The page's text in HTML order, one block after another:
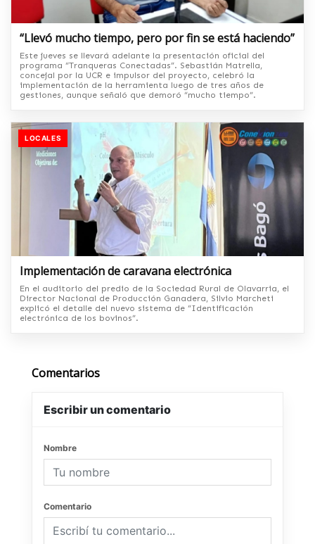
“Llevó mucho tiempo, pero por fin se está haciendo”
Este jueves se llevará adelante la presentación oficial del
programa “Tranqueras Conectadas”. Sebastián Matrella,
concejal por la UCR e impulsor del proyecto, celebró la
implementación de la herramienta luego de tres años de
gestiones, aunque señaló que demoró “mucho tiempo”.
LOCALES
Implementación de caravana electrónica
En el auditorio del predio de la Sociedad Rural de Olavarria, el
Director Nacional de Producción Ganadera, Silvio Marcheti
explicó el detalle del nuevo sistema de “Identificación
electrónica de los bovinos”.
Comentarios
Escribir un comentario
Nombre
Comentario